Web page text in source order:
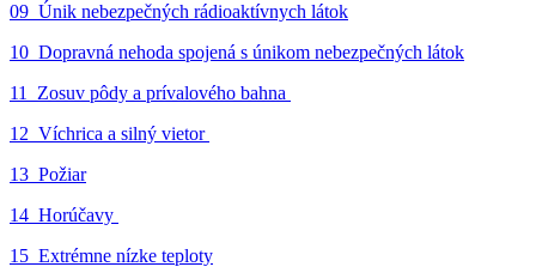
09_Únik nebezpečných rádioaktívnych látok
10_Dopravná nehoda spojená s únikom nebezpečných látok
11_Zosuv pôdy a prívalového bahna
12_Víchrica a silný vietor
13_Požiar
14_Horúčavy
15_Extrémne nízke teploty